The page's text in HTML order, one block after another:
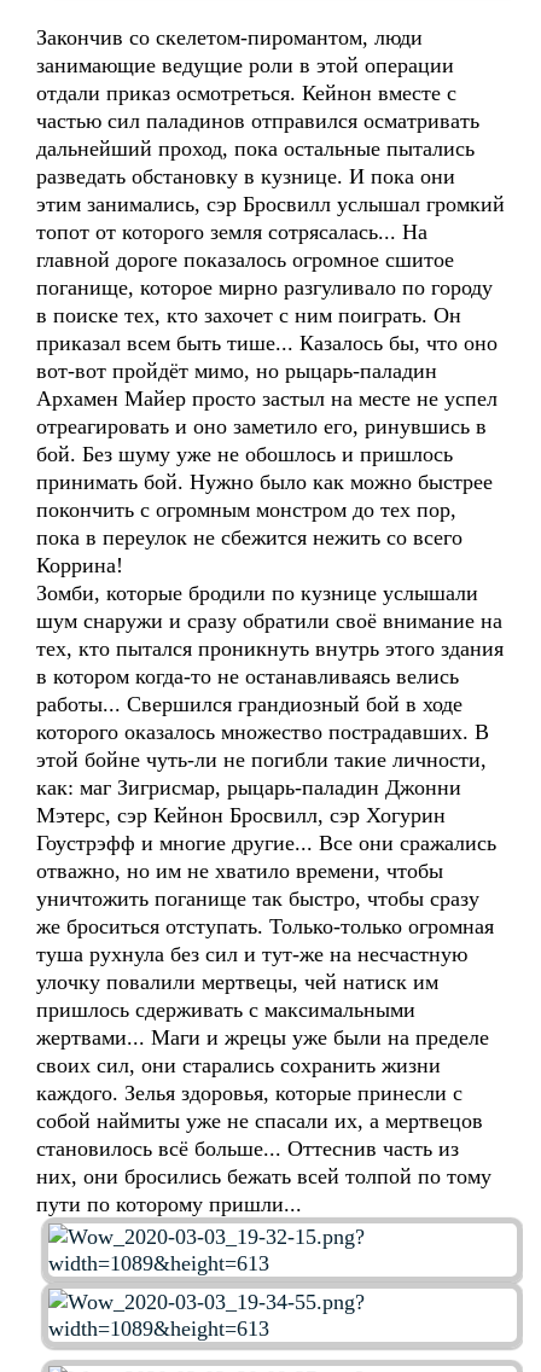
Закончив со скелетом-пиромантом, люди
занимающие ведущие роли в этой операции
отдали приказ осмотреться. Кейнон вместе с
частью сил паладинов отправился осматривать
дальнейший проход, пока остальные пытались
разведать обстановку в кузнице. И пока они
этим занимались, сэр Бросвилл услышал громкий
топот от которого земля сотрясалась... На
главной дороге показалось огромное сшитое
поганище, которое мирно разгуливало по городу
в поиске тех, кто захочет с ним поиграть. Он
приказал всем быть тише... Казалось бы, что оно
вот-вот пройдёт мимо, но рыцарь-паладин
Архамен Майер просто застыл на месте не успел
отреагировать и оно заметило его, ринувшись в
бой. Без шуму уже не обошлось и пришлось
принимать бой. Нужно было как можно быстрее
покончить с огромным монстром до тех пор,
пока в переулок не сбежится нежить со всего
Коррина!
Зомби, которые бродили по кузнице услышали
шум снаружи и сразу обратили своё внимание на
тех, кто пытался проникнуть внутрь этого здания
в котором когда-то не останавливаясь велись
работы... Свершился грандиозный бой в ходе
которого оказалось множество пострадавших. В
этой бойне чуть-ли не погибли такие личности,
как: маг Зигрисмар, рыцарь-паладин Джонни
Мэтерс, сэр Кейнон Бросвилл, сэр Хогурин
Гоустрэфф и многие другие... Все они сражались
отважно, но им не хватило времени, чтобы
уничтожить поганище так быстро, чтобы сразу
же броситься отступать. Только-только огромная
туша рухнула без сил и тут-же на несчастную
улочку повалили мертвецы, чей натиск им
пришлось сдерживать с максимальными
жертвами... Маги и жрецы уже были на пределе
своих сил, они старались сохранить жизни
каждого. Зелья здоровья, которые принесли с
собой наймиты уже не спасали их, а мертвецов
становилось всё больше... Оттеснив часть из
них, они бросились бежать всей толпой по тому
пути по которому пришли...